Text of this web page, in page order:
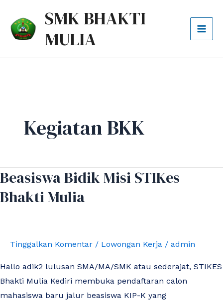
konten
SMK BHAKTI
MULIA
Kegiatan BKK
Beasiswa Bidik Misi STIKes
Bhakti Mulia
Tinggalkan Komentar / Lowongan Kerja / admin
Hallo adik2 lulusan SMA/MA/SMK atau sederajat, STIKES
Bhakti Mulia Kediri membuka pendaftaran calon
mahasiswa baru jalur beasiswa KIP-K yang
Beasiswa
Misi
Mulia
pagination